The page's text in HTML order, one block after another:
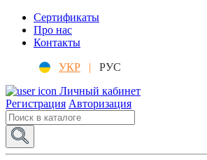
Сертификаты
Про нас
Контакты
УКР |
РУС
Личный кабинет
Регистрация Авторизация